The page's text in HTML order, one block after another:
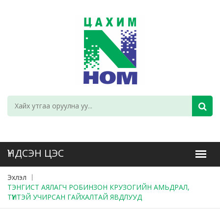
Эхлэл
ТЭНГИСТ АЯЛАГЧ РОБИНЗОН КРУЗОГИЙН АМЬДРАЛ,
ТҮҮНТЭЙ УЧИРСАН ГАЙХАЛТАЙ ЯВДЛУУД